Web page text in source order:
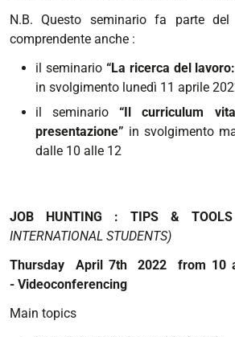
N.B. Questo seminario fa parte del
comprendente anche :
il seminario“La ricerca del
in svolgimento lunedì 11 aprile
il seminario“Il curriculum
presentazione” in svolgimento
dalle 10 alle 12
JOB HUNTING : TIPS &
INTERNATIONAL STUDENTS)
Thursday April 7th 2022 from 10
- Videoconferencing
Main topics